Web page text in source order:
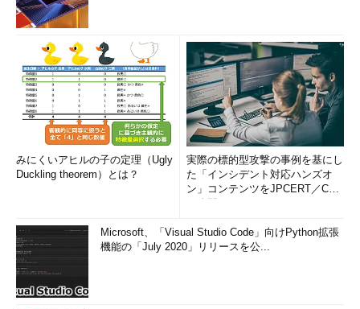
thrown
Arithmeti
cException)
where:
| divisor
1
| 0
0
| 0
}
}
上記例は一関数であり、副作
みにくいアヒルの子の定理（Ugly
Duckling theorem）とは？
実際の標的型攻撃の事例を基にし
た「インシデント対応ハンズオ
ン」コンテンツをJPCERT／CC
Microsoft、「Visual Studio Code」向けPython拡張
機能の「July 2020」リリースを公...